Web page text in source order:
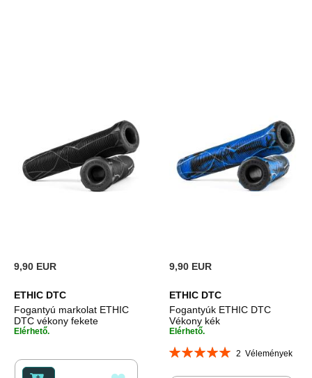
9,90 EUR
ETHIC DTC
Fogantyú markolat ETHIC
DTC vékony fekete
Elérhető.
9,90 EUR
ETHIC DTC
Fogantyúk ETHIC DTC
Vékony kék
Elérhető.
Rating:
2Vélemények